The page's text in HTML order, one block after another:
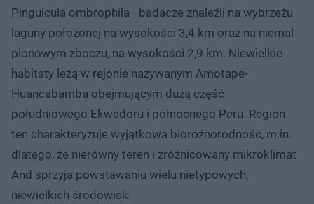
Pinguicula ombrophila - badacze znaleźli na wybrzeżu
laguny położonej na wysokości 3,4 km oraz na niemal
pionowym zboczu, na wysokości 2,9 km. Niewielkie
habitaty leżą w rejonie nazywanym Amotape-
Huancabamba obejmującym dużą część
południowego Ekwadoru i północnego Peru. Region
ten charakteryzuje wyjątkowa bioróżnorodność, m.in.
dlatego, że nierówny teren i zróżnicowany mikroklimat
And sprzyja powstawaniu wielu nietypowych,
niewielkich środowisk.